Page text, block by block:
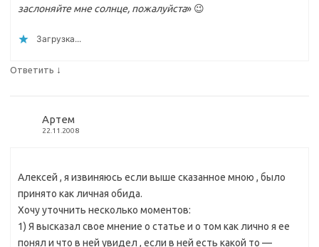
заслоняйте мне солнце, пожалуйста» 😉
Загрузка...
Ответить ↓
Артем
22.11.2008
Алексей , я извиняюсь если выше сказанное мною , было
принято как личная обида.
Хочу уточнить несколько моментов:
1) Я высказал свое мнение о статье и о том как лично я ее
понял и что в ней увидел , если в ней есть какой то —